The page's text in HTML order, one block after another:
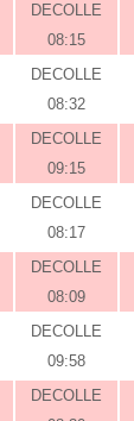
DECOLLE
08:15
DECOLLE
08:32
DECOLLE
09:15
DECOLLE
08:17
DECOLLE
08:09
DECOLLE
09:58
DECOLLE